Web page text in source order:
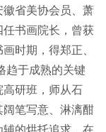
省美协会员、萧
书画院长，曾获
时期，得郑正、
趋于成熟的关键
研班，师从石
笔写意、淋漓酣
的烘托追求，在